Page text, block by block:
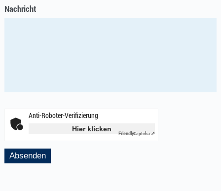
Nachricht
Anti-Roboter-Verifizierung
Hier klicken
FriendlyCaptcha ⇗
Absenden